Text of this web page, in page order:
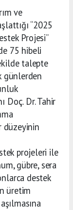
ve
“2025
Projesi”
75 hibeli
talepte
günlerden
Doç. Dr. Tahir
düzeyinin
projeleri ile
gübre, sera
destek
üretim